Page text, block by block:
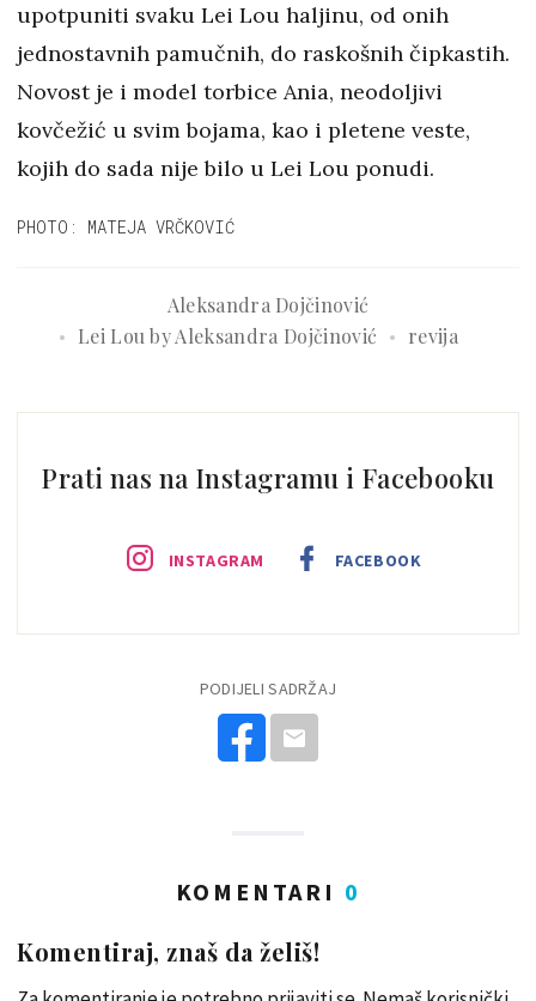
upotpuniti svaku Lei Lou haljinu, od onih
jednostavnih pamučnih, do raskošnih čipkastih.
Novost je i model torbice Ania, neodoljivi
kovčežić u svim bojama, kao i pletene veste,
kojih do sada nije bilo u Lei Lou ponudi.
PHOTO: MATEJA VRČKOVIĆ
Aleksandra Dojčinović
Lei Lou by Aleksandra Dojčinović
revija
Prati nas na Instagramu i Facebooku
INSTAGRAM FACEBOOK
PODIJELI SADRŽAJ
KOMENTARI 0
Komentiraj, znaš da želiš!